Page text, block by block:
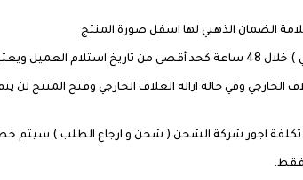
الضمان الذهبي لها اسفل صورة المنتج
هذه المدة.
الخارجي وفي حالة ازاله الغلاف الخارجي وفتح المنتج
اجور شركة الشحن ( شحن و ارجاع الطلب ) سيتم
فقط.